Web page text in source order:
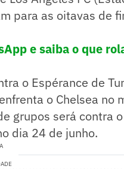
para as oitavas de
e saiba o que
o Espérance de
o Chelsea no
grupos será contra o
dia 24 de junho.